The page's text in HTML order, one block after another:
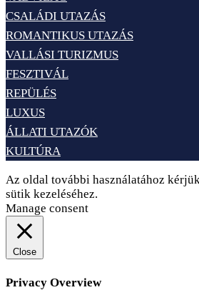
CSALÁDI UTAZÁS
ROMANTIKUS UTAZÁS
VALLÁSI TURIZMUS
FESZTIVÁL
REPÜLÉS
LUXUS
ÁLLATI UTAZÓK
KULTÚRA
Az oldal további használatához
sütik kezeléséhez.
Manage consent
Close
Privacy Overview